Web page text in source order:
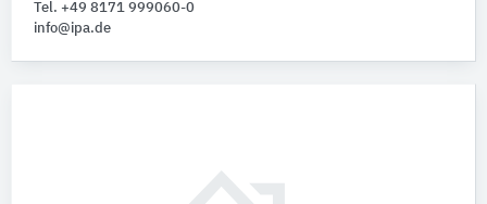
Tel. +49 8171 999060-0
info@ipa.de